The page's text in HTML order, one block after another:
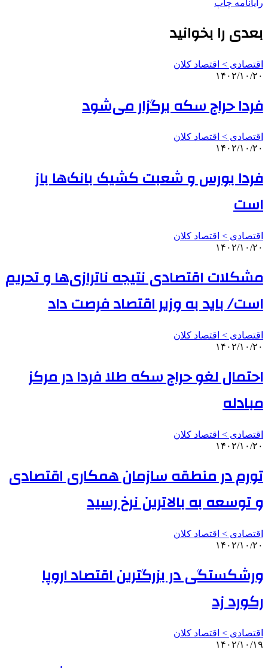
رایانامه چاپ
بعدی را بخوانید
اقتصادی > اقتصاد کلان
۱۴۰۲/۱۰/۲۰
فردا حراج سکه برگزار می‌شود
اقتصادی > اقتصاد کلان
۱۴۰۲/۱۰/۲۰
فردا بورس و شعبت کشیک بانک‌ها باز
است
اقتصادی > اقتصاد کلان
۱۴۰۲/۱۰/۲۰
مشکلات اقتصادی نتیجه ناترازی‌ها و تحریم
است/ باید به وزیر اقتصاد فرصت داد
اقتصادی > اقتصاد کلان
۱۴۰۲/۱۰/۲۰
احتمال لغو حراج سکه طلا فردا در مرکز
مبادله
اقتصادی > اقتصاد کلان
۱۴۰۲/۱۰/۲۰
تورم در منطقه سازمان همکاری اقتصادی
و توسعه به بالاترین نرخ رسید
اقتصادی > اقتصاد کلان
۱۴۰۲/۱۰/۲۰
ورشکستگی در بزرگترین اقتصاد اروپا
رکورد زد
اقتصادی > اقتصاد کلان
۱۴۰۲/۱۰/۱۹